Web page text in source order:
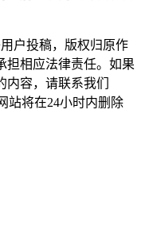
户投稿，版权归原作
担相应法律责任。如果
容，请联系我们
站将在24小时内删除